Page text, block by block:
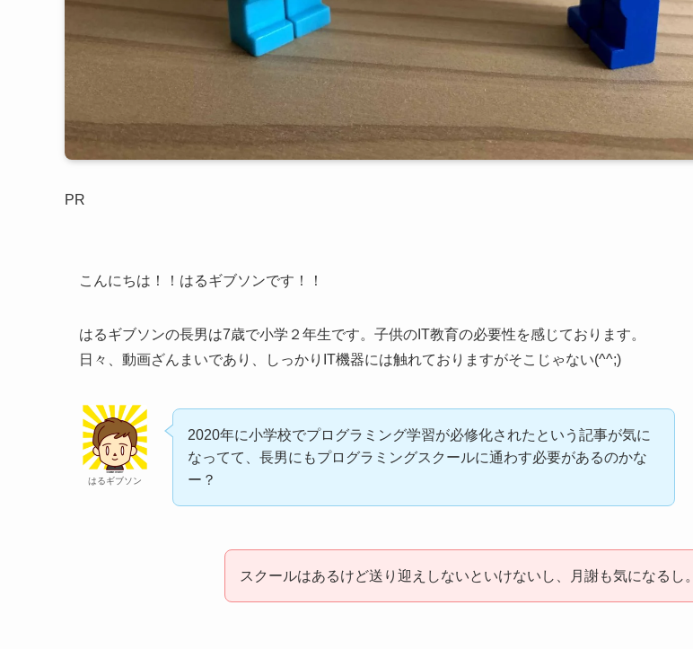
PR
こんにちは！！はるギブソンです！！
はるギブソンの長男は7歳で小学２年生です。子供のIT教育の必要性を感じております。
日々、動画ざんまいであり、しっかりIT機器には触れておりますがそこじゃない(^^;)
はるギブソン
2020年に小学校でプログラミング学習が必修化されたという記事が気に
なってて、長男にもプログラミングスクールに通わす必要があるのかな
ー？
スクールはあるけど送り迎えしないといけないし、月謝も気になるし。